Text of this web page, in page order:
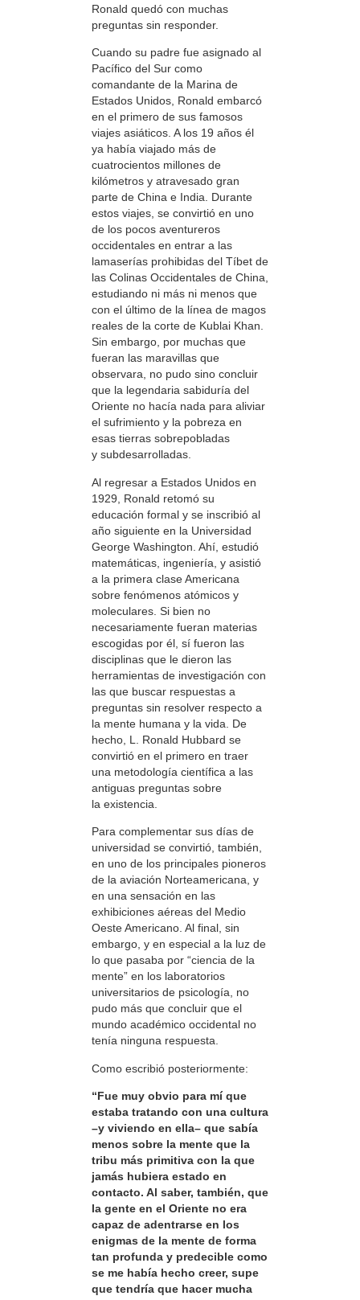
Ronald quedó con muchas
preguntas sin responder.
Cuando su padre fue asignado al
Pacífico del Sur como
comandante de la Marina de
Estados Unidos, Ronald embarcó
en el primero de sus famosos
viajes asiáticos. A los 19 años él
ya había viajado más de
cuatrocientos millones de
kilómetros y atravesado gran
parte de China e India. Durante
estos viajes, se convirtió en uno
de los pocos aventureros
occidentales en entrar a las
lamaserías prohibidas del Tíbet de
las Colinas Occidentales de China,
estudiando ni más ni menos que
con el último de la línea de magos
reales de la corte de Kublai Khan.
Sin embargo, por muchas que
fueran las maravillas que
observara, no pudo sino concluir
que la legendaria sabiduría del
Oriente no hacía nada para aliviar
el sufrimiento y la pobreza en
esas tierras sobrepobladas
y subdesarrolladas.
Al regresar a Estados Unidos en
1929, Ronald retomó su
educación formal y se inscribió al
año siguiente en la Universidad
George Washington. Ahí, estudió
matemáticas, ingeniería, y asistió
a la primera clase Americana
sobre fenómenos atómicos y
moleculares. Si bien no
necesariamente fueran materias
escogidas por él, sí fueron las
disciplinas que le dieron las
herramientas de investigación con
las que buscar respuestas a
preguntas sin resolver respecto a
la mente humana y la vida. De
hecho, L. Ronald Hubbard se
convirtió en el primero en traer
una metodología científica a las
antiguas preguntas sobre
la existencia.
Para complementar sus días de
universidad se convirtió, también,
en uno de los principales pioneros
de la aviación Norteamericana, y
en una sensación en las
exhibiciones aéreas del Medio
Oeste Americano. Al final, sin
embargo, y en especial a la luz de
lo que pasaba por “ciencia de la
mente” en los laboratorios
universitarios de psicología, no
pudo más que concluir que el
mundo académico occidental no
tenía ninguna respuesta.
Como escribió posteriormente:
“Fue muy obvio para mí que
estaba tratando con una cultura
–y viviendo en ella– que sabía
menos sobre la mente que la
tribu más primitiva con la que
jamás hubiera estado en
contacto. Al saber, también, que
la gente en el Oriente no era
capaz de adentrarse en los
enigmas de la mente de forma
tan profunda y predecible como
se me había hecho creer, supe
que tendría que hacer mucha